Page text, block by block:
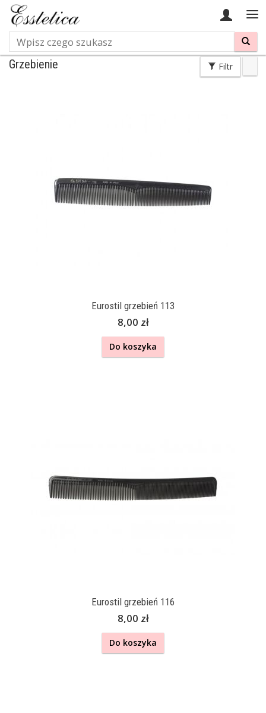
Grzebienie Filtr
Eurostil grzebień 113
8,00 zł
Do koszyka
Eurostil grzebień 116
8,00 zł
Do koszyka